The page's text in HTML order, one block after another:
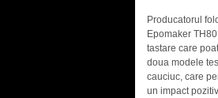
Producatorul
Epomaker
tastare care
doua modele
cauciuc, care
un impact